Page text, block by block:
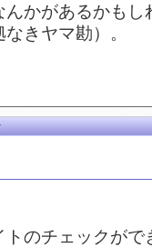
んかがあるかもし
きヤマ勘）。
トのチェックがで